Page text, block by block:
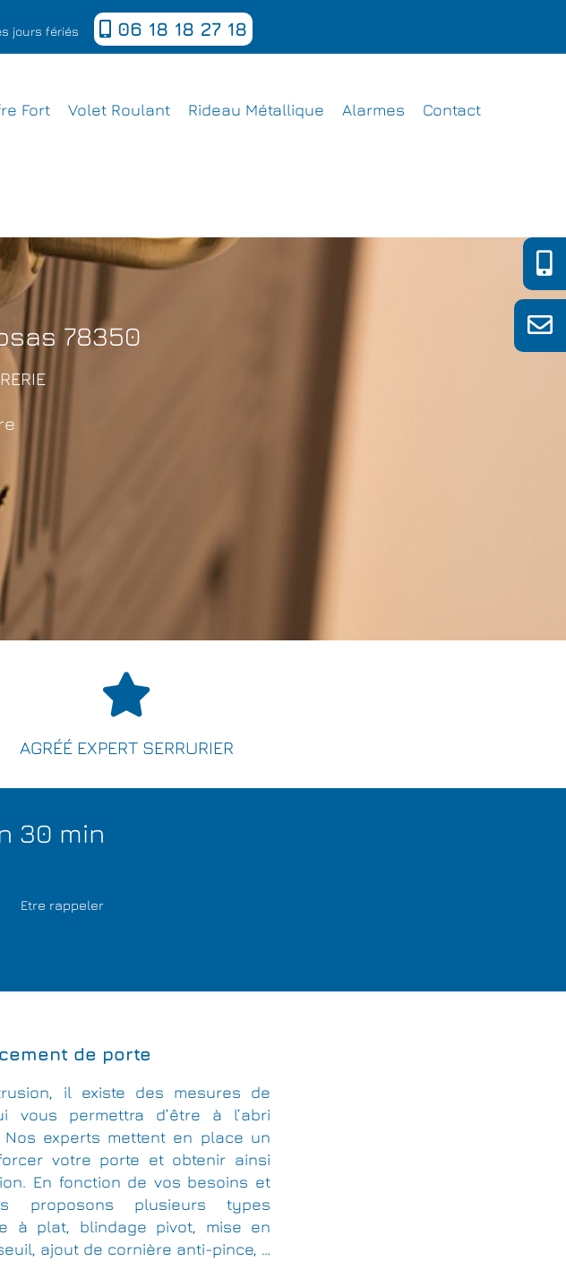
jours fériés 06 18 18 27 18
Fort Volet Roulant Rideau Métallique Alarmes Contact
78350
AGRÉÉ EXPERT SERRURIER
30 min
de porte
il existe des mesures de
vous permettra d’être à l’abri
Nos experts mettent en place un
votre porte et obtenir ainsi
En fonction de vos besoins et
proposons plusieurs types
à plat, blindage pivot, mise en
ajout de cornière anti-pince, …